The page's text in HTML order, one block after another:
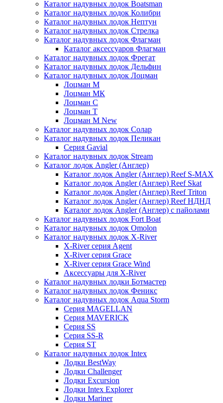
Каталог надувных лодок Boatsman
Каталог надувных лодок Колибри
Каталог надувных лодок Нептун
Каталог надувных лодок Стрелка
Каталог надувных лодок Флагман
Каталог аксессуаров Флагман
Каталог надувных лодок Фрегат
Каталог надувных лодок Дельфин
Каталог надувных лодок Лоцман
Лоцман М
Лоцман МК
Лоцман С
Лоцман Т
Лоцман М New
Каталог надувных лодок Солар
Каталог надувных лодок Пеликан
Серия Gavial
Каталог надувных лодок Stream
Каталог лодок Angler (Англер)
Каталог лодок Angler (Англер) Reef S-MAX
Каталог лодок Angler (Англер) Reef Skat
Каталог лодок Angler (Англер) Reef Triton
Каталог лодок Angler (Англер) Reef НДНД
Каталог лодок Angler (Англер) с пайолами
Каталог надувных лодок Fort Boat
Каталог надувных лодок Omolon
Каталог надувных лодок X-River
X-River серия Agent
X-River серия Grace
X-River серия Grace Wind
Аксессуары для X-River
Каталог надувных лодки Ботмастер
Каталог надувных лодок Феникc
Каталог надувных лодок Aqua Storm
Серия MAGELLAN
Серия MAVERICK
Серия SS
Серия SS-R
Серия ST
Каталог надувных лодок Intex
Лодки BestWay
Лодки Challenger
Лодки Excursion
Лодки Intex Explorer
Лодки Mariner